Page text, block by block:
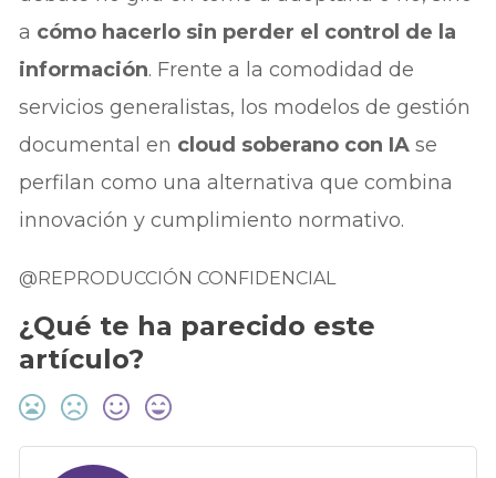
a cómo hacerlo sin perder el control de la
información. Frente a la comodidad de
servicios generalistas, los modelos de gestión
documental en cloud soberano con IA se
perfilan como una alternativa que combina
innovación y cumplimiento normativo.
@REPRODUCCIÓN CONFIDENCIAL
¿Qué te ha parecido este
artículo?